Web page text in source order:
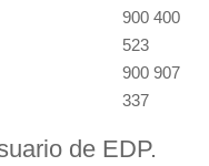
900 400
523
900 907
337
de EDP.